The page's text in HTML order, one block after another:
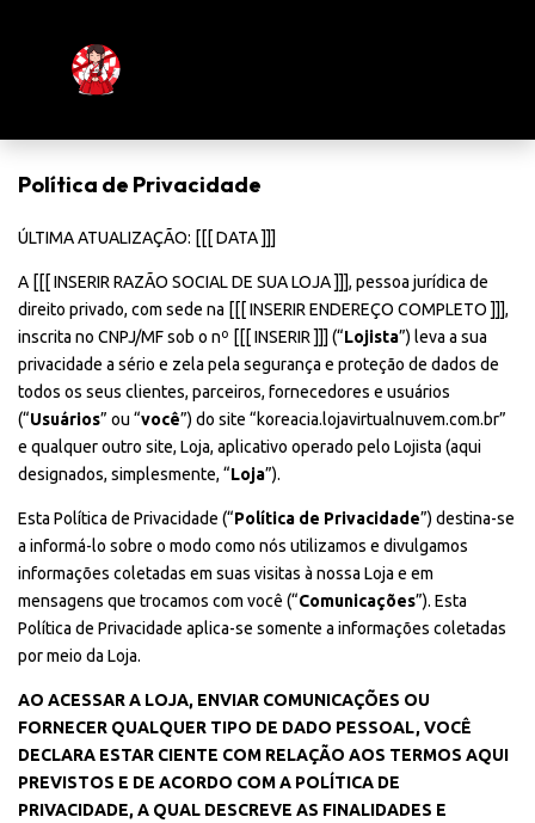
Política de Privacidade
ÚLTIMA ATUALIZAÇÃO: [[[ DATA ]]]
A [[[ INSERIR RAZÃO SOCIAL DE SUA LOJA ]]], pessoa jurídica de
direito privado, com sede na [[[ INSERIR ENDEREÇO COMPLETO ]]],
inscrita no CNPJ/MF sob o nº [[[ INSERIR ]]] (“Lojista”) leva a sua
privacidade a sério e zela pela segurança e proteção de dados de
todos os seus clientes, parceiros, fornecedores e usuários
(“Usuários” ou “você”) do site “koreacia.lojavirtualnuvem.com.br”
e qualquer outro site, Loja, aplicativo operado pelo Lojista (aqui
designados, simplesmente, “Loja”).
Esta Política de Privacidade (“Política de Privacidade”) destina-se
a informá-lo sobre o modo como nós utilizamos e divulgamos
informações coletadas em suas visitas à nossa Loja e em
mensagens que trocamos com você (“Comunicações”). Esta
Política de Privacidade aplica-se somente a informações coletadas
por meio da Loja.
AO ACESSAR A LOJA, ENVIAR COMUNICAÇÕES OU
FORNECER QUALQUER TIPO DE DADO PESSOAL, VOCÊ
DECLARA ESTAR CIENTE COM RELAÇÃO AOS TERMOS AQUI
PREVISTOS E DE ACORDO COM A POLÍTICA DE
PRIVACIDADE, A QUAL DESCREVE AS FINALIDADES E